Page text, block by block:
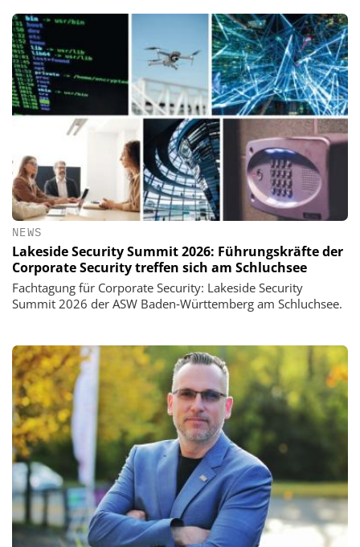
NEWS
Lakeside Security Summit 2026: Führungskräfte der
Corporate Security treffen sich am Schluchsee
Fachtagung für Corporate Security: Lakeside Security
Summit 2026 der ASW Baden‑Württemberg am Schluchsee.